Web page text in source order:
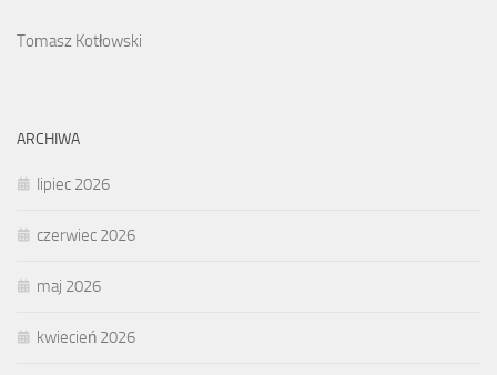
Tomasz Kotłowski
ARCHIWA
lipiec 2026
czerwiec 2026
maj 2026
kwiecień 2026